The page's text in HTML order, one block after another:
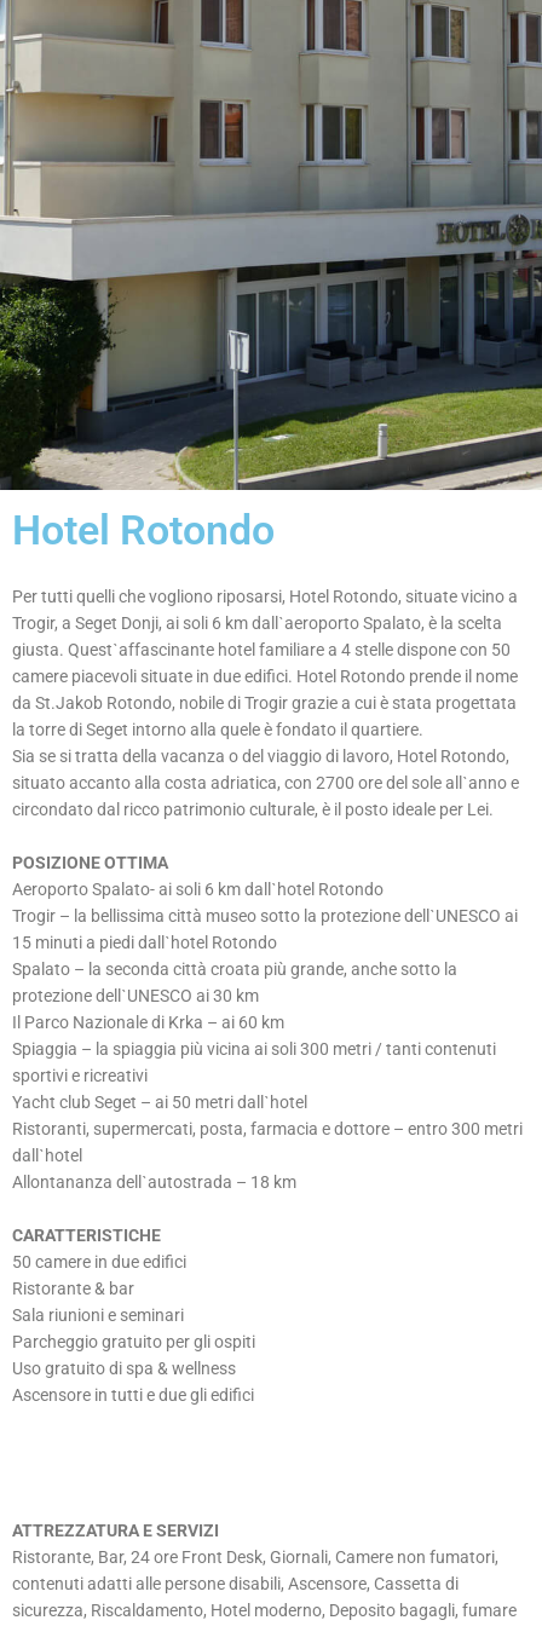
Dellˋh
otel
Hotel Rotondo
Per tutti quelli che vogliono riposarsi, Hotel Rotondo, situate vicino a
Trogir, a Seget Donji, ai soli 6 km dallˋaeroporto Spalato, è la scelta
giusta. Questˋaffascinante hotel familiare a 4 stelle dispone con 50
camere piacevoli situate in due edifici. Hotel Rotondo prende il nome
da St.Jakob Rotondo, nobile di Trogir grazie a cui è stata progettata
la torre di Seget intorno alla quele è fondato il quartiere.
Sia se si tratta della vacanza o del viaggio di lavoro, Hotel Rotondo,
situato accanto alla costa adriatica, con 2700 ore del sole allˋanno e
circondato dal ricco patrimonio culturale, è il posto ideale per Lei.
POSIZIONE OTTIMA
Aeroporto Spalato- ai soli 6 km dallˋhotel Rotondo
Trogir – la bellissima città museo sotto la protezione dellˋUNESCO ai
15 minuti a piedi dallˋhotel Rotondo
Spalato – la seconda città croata più grande, anche sotto la
protezione dellˋUNESCO ai 30 km
Il Parco Nazionale di Krka – ai 60 km
Spiaggia – la spiaggia più vicina ai soli 300 metri / tanti contenuti
sportivi e ricreativi
Yacht club Seget – ai 50 metri dallˋhotel
Ristoranti, supermercati, posta, farmacia e dottore – entro 300 metri
dallˋhotel
Allontananza dellˋautostrada – 18 km
CARATTERISTICHE
50 camere in due edifici
Ristorante & bar
Sala riunioni e seminari
Parcheggio gratuito per gli ospiti
Uso gratuito di spa & wellness
Ascensore in tutti e due gli edifici
ATTREZZATURA E SERVIZI
Ristorante, Bar, 24 ore Front Desk, Giornali, Camere non fumatori,
contenuti adatti alle persone disabili, Ascensore, Cassetta di
sicurezza, Riscaldamento, Hotel moderno, Deposito bagagli, fumare